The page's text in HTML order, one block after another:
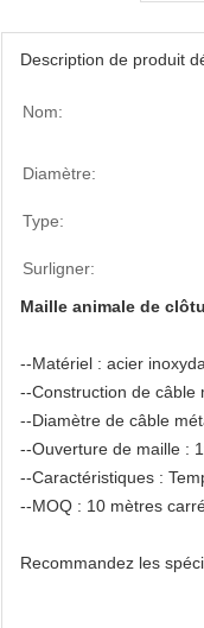
Description de produit
Nom:
Diamètre:
Type:
Surligner:
Maille animale de
--Matériel : acier
--Construction de câble
--Diamètre de câble
--Ouverture de maille :
--Caractéristiques :
--MOQ : 10 mètres
Recommandez les